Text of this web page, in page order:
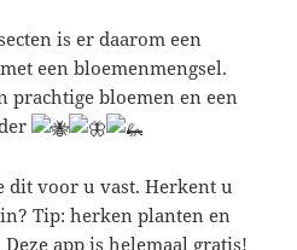
is er daarom een
een bloemenmengsel.
prachtige bloemen en een
dit voor u vast. Herkent u
Tip: herken planten en
Deze app is helemaal gratis!